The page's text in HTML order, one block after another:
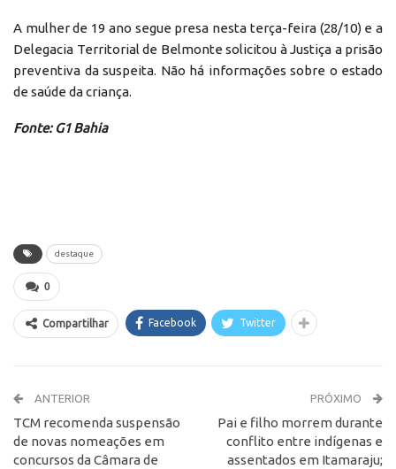
A mulher de 19 ano segue presa nesta terça-feira (28/10) e a
Delegacia Territorial de Belmonte solicitou à Justiça a prisão
preventiva da suspeita. Não há informações sobre o estado
de saúde da criança.
Fonte: G1 Bahia
destaque
0
Compartilhar Facebook Twitter
ANTERIOR
TCM recomenda suspensão
de novas nomeações em
concursos da Câmara de
PRÓXIMO
Pai e filho morrem durante
conflito entre indígenas e
assentados em Itamaraju;